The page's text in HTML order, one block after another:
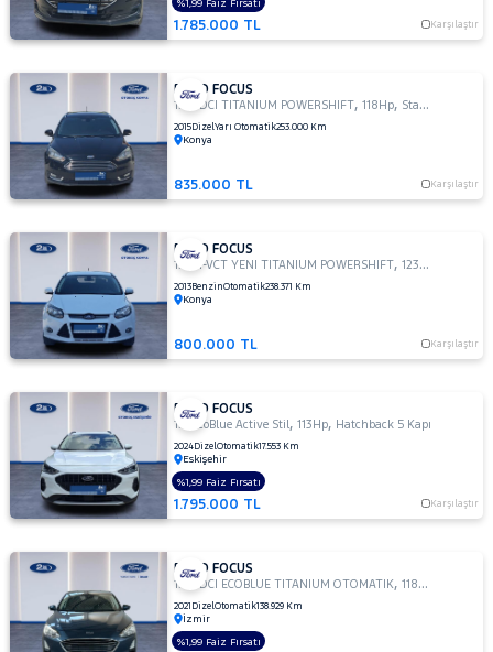
1.5 TI-
VCT
TREND
1.5
TREND-
X
1.6
AMBIENTE
1.6
Ti-VCT
Titanium
1.6
GHIA
1.6
TDCI
1.6 TDCI
TITANIUM
1.6
TDCI
TREND
TITANIUM
1.6 TI-
VCT
1.785.000 TL Karşılaştır
%1,99 Faiz Fırsatı
FORD FOCUS
1.5 TDCI TITANIUM POWERSHIFT,118Hp, StationWagon
2015DizelYarı Otomatik253.000 Km
Konya
835.000 TL Karşılaştır
FORD FOCUS
1.6 TI-VCT YENI TITANIUM POWERSHIFT,123Hp
2013BenzinOtomatik238.371 Km
Konya
800.000 TL Karşılaştır
FORD FOCUS
1.5 EcoBlue Active Stil,113Hp, Hatchback 5 Kapı
2024DizelOtomatik17.553 Km
Eskişehir
1.795.000 TL Karşılaştır
%1,99 Faiz Fırsatı
FORD FOCUS
1.5 TDCI ECOBLUE TITANIUM OTOMATIK,118Hp
2021 DizelOtomatik138.929 Km
İzmir
%1,99 Faiz Fırsatı